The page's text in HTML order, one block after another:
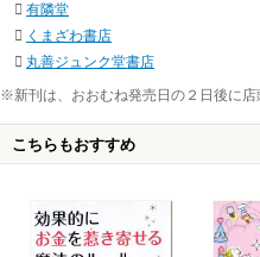
有隣堂
くまざわ書店
丸善ジュンク堂書店
※新刊は、おおむね発売日の２日後に店
こちらもおすすめ